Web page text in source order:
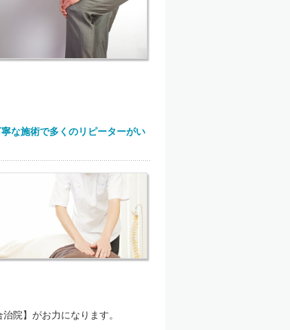
な施術で多くのリピーターがい
院】がお力になります。